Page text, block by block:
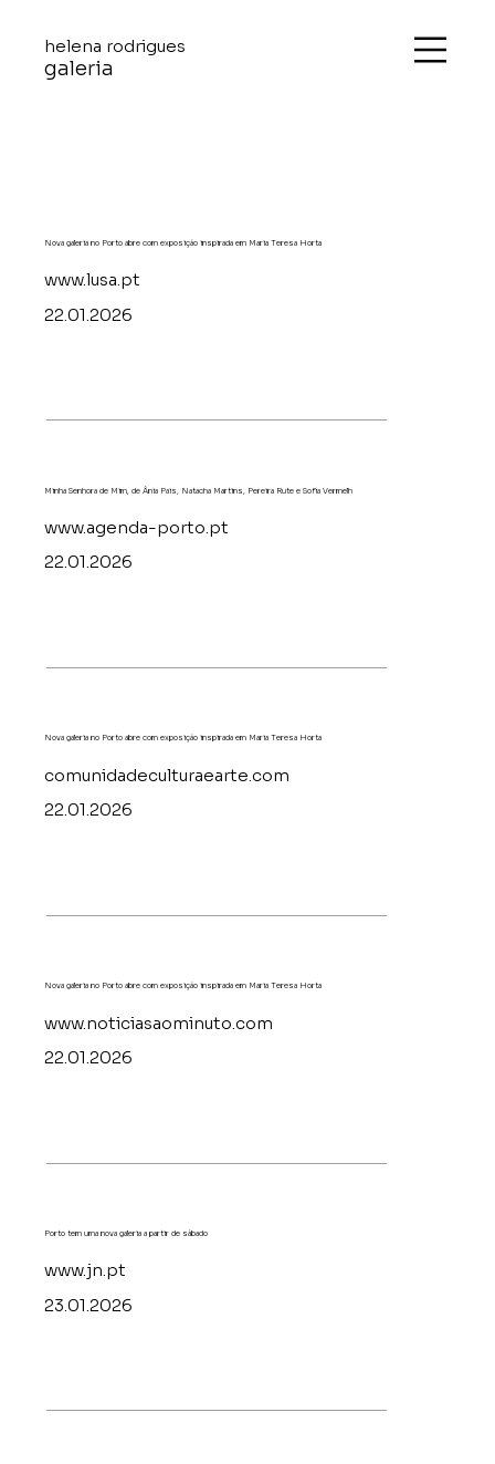
helena rodrigues
galeria
Nova galeria no Porto abre com exposição inspirada em Maria Teresa Horta
www.lusa.pt
22.01.2026
Minha Senhora de Mim, de Ânia Pais, Natacha Martins, Pereira Rute e Sofia Vermelh
www.agenda-porto.pt
22.01.2026
Nova galeria no Porto abre com exposição inspirada em Maria Teresa Horta
comunidadeculturaearte.com
22.01.2026
Nova galeria no Porto abre com exposição inspirada em Maria Teresa Horta
www.noticiasaominuto.com
22.01.2026
Porto tem uma nova galeria a partir de sábado
www.jn.pt
23.01.2026